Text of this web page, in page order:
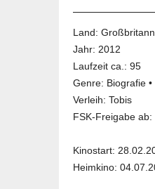
Land:
Jahr: 2012
Laufzeit ca.: 95
Genre: Biografie •
Verleih: Tobis
FSK-Freigabe ab:
Kinostart:
Heimkino: